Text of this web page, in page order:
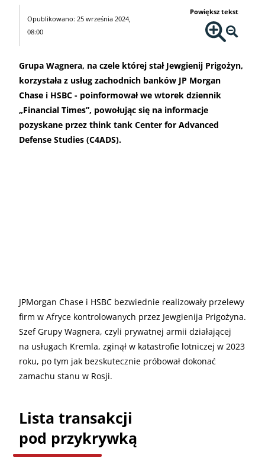
Opublikowano: 25 września 2024,
08:00
Powiększ tekst
Grupa Wagnera, na czele której stał Jewgienij Prigożyn,
korzystała z usług zachodnich banków JP Morgan
Chase i HSBC - poinformował we wtorek dziennik
„Financial Times”, powołując się na informacje
pozyskane przez think tank Center for Advanced
Defense Studies (C4ADS).
JPMorgan Chase i HSBC bezwiednie realizowały przelewy
firm w Afryce kontrolowanych przez Jewgienija Prigożyna.
Szef Grupy Wagnera, czyli prywatnej armii działającej
na usługach Kremla, zginął w katastrofie lotniczej w 2023
roku, po tym jak bezskutecznie próbował dokonać
zamachu stanu w Rosji.
Lista transakcji
pod przykrywką